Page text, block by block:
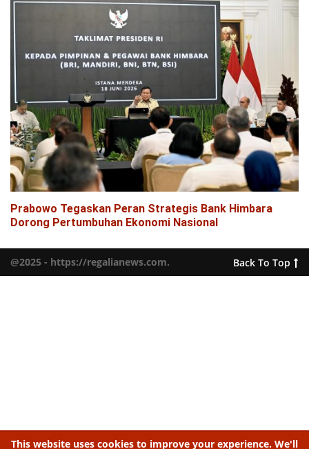
Prabowo Tegaskan Peran Strategis Bank Himbara
Dorong Pertumbuhan Ekonomi Nasional
@2025 - https://regalianews.com. Back To Top
This website uses cookies to improve your experience. We'll